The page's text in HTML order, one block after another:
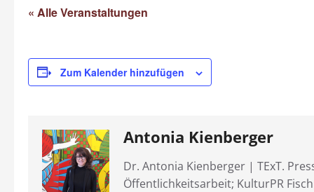
« Alle Veranstaltungen
Zum Kalender hinzufügen
Antonia Kienberger
Dr. Antonia Kienberger | TExT.
Öffentlichkeitsarbeit; KulturPR